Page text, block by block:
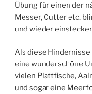
Übung für einen der
Messer, Cutter etc.
und wieder
Als diese
eine wunderschöne
vielen Plattfische,
und sogar eine